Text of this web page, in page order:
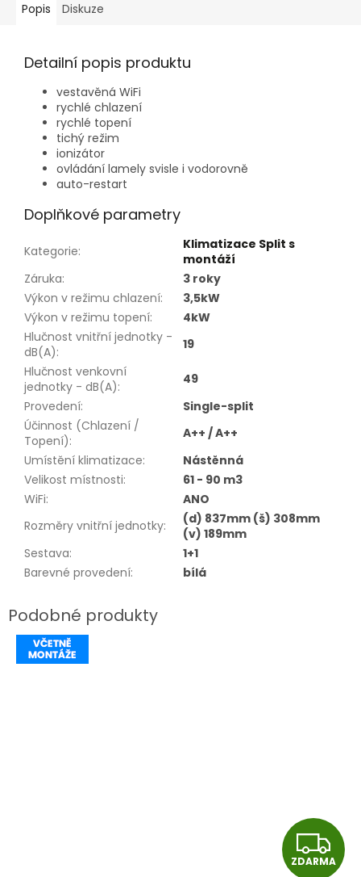
Popis Diskuze
Detailní popis produktu
vestavěná WiFi
rychlé chlazení
rychlé topení
tichý režim
ionizátor
ovládání lamely svisle i vodorovně
auto-restart
Doplňkové parametry
Kategorie:
Klimatizace Split s
montáží
Záruka:
3 roky
Výkon v režimu chlazení:
3,5kW
Výkon v režimu topení:
4kW
Hlučnost vnitřní jednotky -
dB(A):
19
Hlučnost venkovní
jednotky - dB(A):
49
Provedení:
Single-split
Účinnost (Chlazení /
Topení):
A++ / A++
Umístění klimatizace:
Nástěnná
Velikost místnosti:
61 - 90 m3
WiFi:
ANO
Rozměry vnitřní jednotky:
(d) 837mm (š) 308mm
(v) 189mm
Sestava:
1+1
Barevné provedení: bílá
Z
ZDARMA